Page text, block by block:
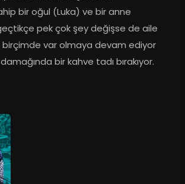
bir oğul (Luka) ve bir anne
pek çok şey değişse de aile
birçimde var olmaya devam ediyor
bir kahve tadı bırakıyor.